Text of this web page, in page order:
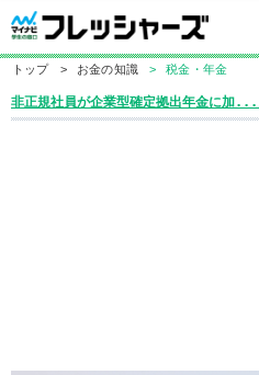
トップ > お金の知識 > 税金・年金
非正規社員が企業型確定拠出年金に加...